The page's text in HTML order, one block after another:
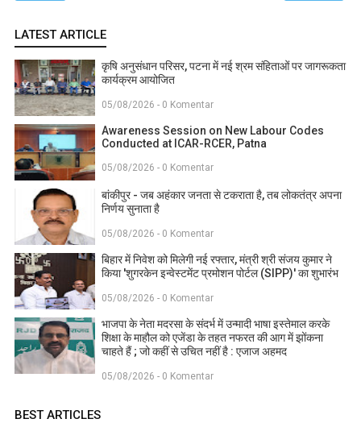
LATEST ARTICLE
कृषि अनुसंधान परिसर, पटना में नई श्रम संहिताओं पर जागरूकता
कार्यक्रम आयोजित
05/08/2026 - 0 Komentar
Awareness Session on New Labour Codes
Conducted at ICAR-RCER, Patna
05/08/2026 - 0 Komentar
बांकीपुर - जब अहंकार जनता से टकराता है, तब लोकतंत्र अपना
निर्णय सुनाता है
05/08/2026 - 0 Komentar
बिहार में निवेश को मिलेगी नई रफ्तार, मंत्री श्री संजय कुमार ने
किया 'शुगरकेन इन्वेस्टमेंट प्रमोशन पोर्टल (SIPP)' का शुभारंभ
05/08/2026 - 0 Komentar
भाजपा के नेता मदरसा के संदर्भ में उन्मादी भाषा इस्तेमाल करके
शिक्षा के माहौल को एजेंडा के तहत नफरत की आग में झोंकना
चाहते हैं ; जो कहीं से उचित नहीं है : एजाज अहमद
05/08/2026 - 0 Komentar
BEST ARTICLES